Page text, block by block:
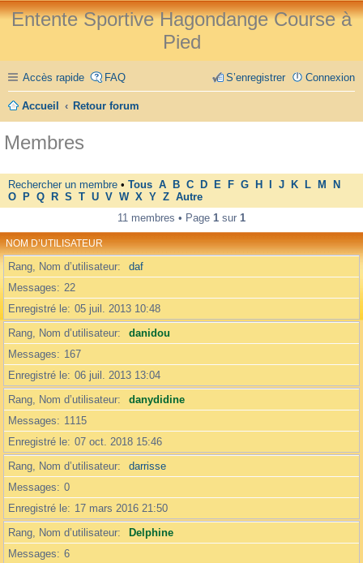
Entente Sportive Hagondange Course à
Pied
Accès rapide FAQ Connexion
S’enregistrer
Accueil Retour forum
Membres
Rechercher un membre • Tous A B C D E F G H J K L M
N
O
P Q R S T U V W X Y Z Autre
11 membres • Page 1 sur 1
NOM D’UTILISATEUR
Rang, Nom d’utilisateur
daf
Messages
22
Enregistré le 05 juil. 2013 10:48
Rang, Nom d’utilisateur
danidou
Messages
167
Enregistré le 06 juil. 2013 13:04
Rang, Nom d’utilisateur
danydidine
Messages
1115
Enregistré le 07 oct. 2018 15:46
Rang, Nom d’utilisateur
darrisse
Messages
0
Enregistré le
17 mars 2016 21:50
Rang, Nom d’utilisateur
Delphine
Messages
6